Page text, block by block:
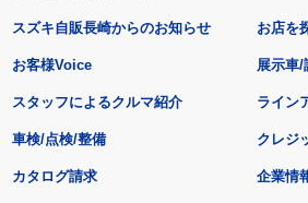
スズキ自販長崎からのお知らせ
お客様Voice
スタッフによるクルマ紹介
お店を
展示車/
ライン
車検/点検/整備 クレジ
カタログ請求 企業情